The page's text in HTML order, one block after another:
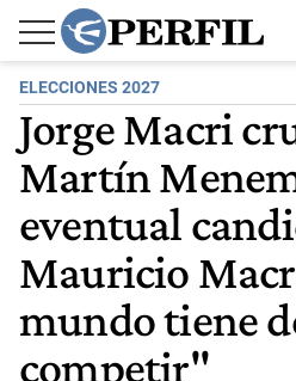
ELECCIONES 2027
Jorge Macri
Martín
eventual
Mauricio
mundo tiene
competir"